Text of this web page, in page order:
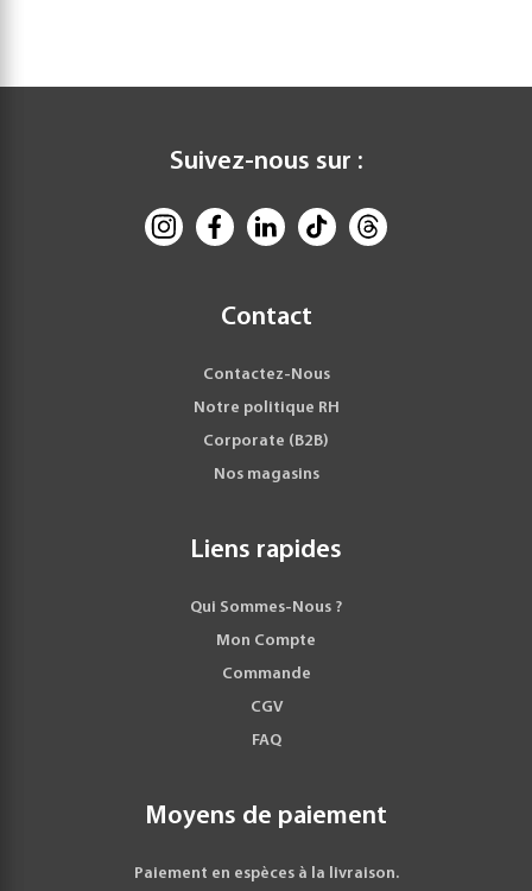
Suivez-nous sur :
Contact
Contactez-Nous
Notre politique RH
Corporate (B2B)
Nos magasins
Liens rapides
Qui Sommes-Nous ?
Mon Compte
Commande
CGV
FAQ
Moyens de paiement
Paiement en espèces à la livraison.